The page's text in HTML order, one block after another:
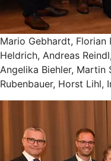
Mario Gebhardt, Florian
Heldrich, Andreas
Angelika Biehler, Martin
Rubenbauer, Horst Lihl,